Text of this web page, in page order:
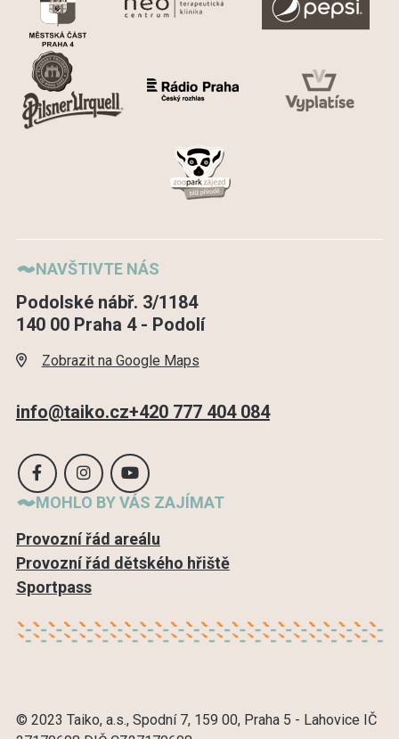
NAVŠTIVTE NÁS
Podolské nábř. 3/1184
140 00 Praha 4 - Podolí
Zobrazit na Google Maps
info@taiko.cz+420 777 404 084
MOHLO BY VÁS ZAJÍMAT
Provozní řád areálu
Provozní řád dětského hřiště
Sportpass
© 2023 Taiko, a.s., Spodní 7, 159 00, Praha 5 - Lahovice IČ